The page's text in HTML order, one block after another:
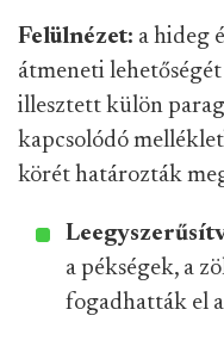
Felülnézet: a hideg
átmeneti
illesztett külön
kapcsolódó
körét határozták
a pékségek, a
fogadhatták el